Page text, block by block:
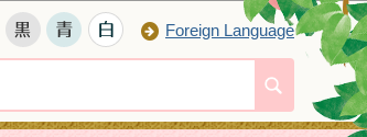
Foreign Language